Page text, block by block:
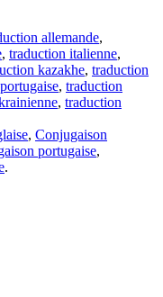
allemande,
, traduction italienne,
kazakhe, traduction
, traduction
, traduction
, Conjugaison
portugaise,
.